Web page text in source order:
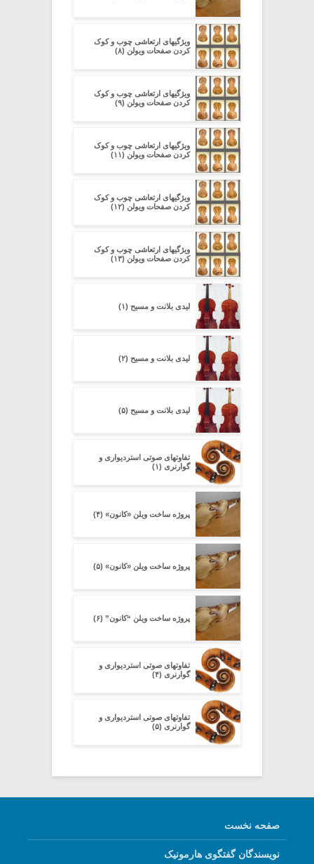
ویژگیهای ارتعاشی چوب و کوک
کردن صفحات ویولن (۸)
ویژگیهای ارتعاشی چوب و کوک
کردن صفحات ویولن (۹)
ویژگیهای ارتعاشی چوب و کوک
کردن صفحات ویولن (۱۱)
ویژگیهای ارتعاشی چوب و کوک
کردن صفحات ویولن (۱۲)
ویژگیهای ارتعاشی چوب و کوک
کردن صفحات ویولن (۱۳)
لیدی بلانت و مسیح (۱)
لیدی بلانت و مسیح (۲)
لیدی بلانت و مسیح (۵)
تفاوتهای صوتی استردیواری و
گوارنری (۱)
پروژه ساخت ویلن «کانون» (۴)
پروژه ساخت ویلن «کانون» (۵)
پروژه ساخت ویلن “کانون” (۶)
تفاوتهای صوتی استردیواری و
گوارنری (۴)
تفاوتهای صوتی استردیواری و
گوارنری (۵)
صفحه نخست
نویسندگان گفتگوی هارمونیک